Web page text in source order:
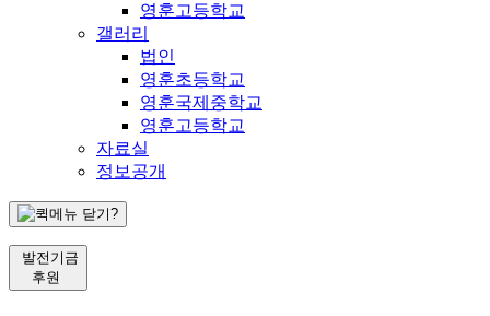
영훈고등학교
갤러리
법인
영훈초등학교
영훈국제중학교
영훈고등학교
자료실
정보공개
발전기금
후원